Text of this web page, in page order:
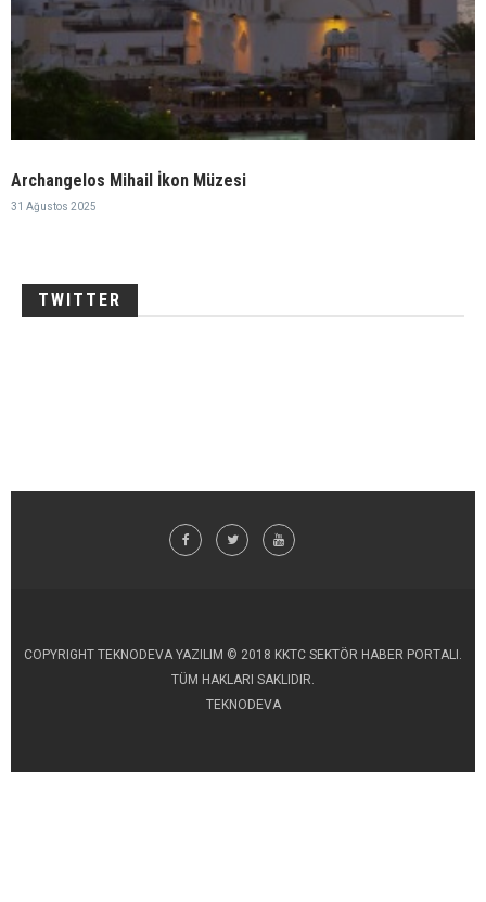
Archangelos Mihail İkon Müzesi
31 Ağustos 2025
TWITTER
COPYRIGHT TEKNODEVA YAZILIM © 2018 KKTC SEKTÖR HABER PORTALI.
TÜM HAKLARI SAKLIDIR.
TEKNODEVA